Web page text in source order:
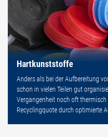
Hartkunststoffe
Anders als bei der Aufbereitung
schon in vielen Teilen gut
Vergangenheit noch oft
Recyclingquote durch optimierte